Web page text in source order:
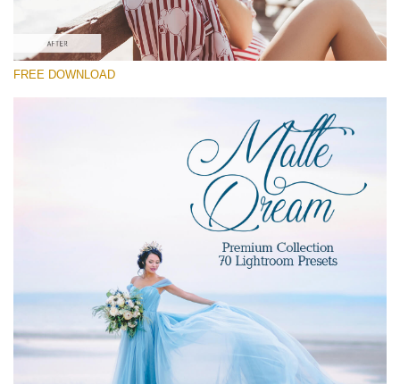
Must-Have Collection
FREE DOWNLOAD